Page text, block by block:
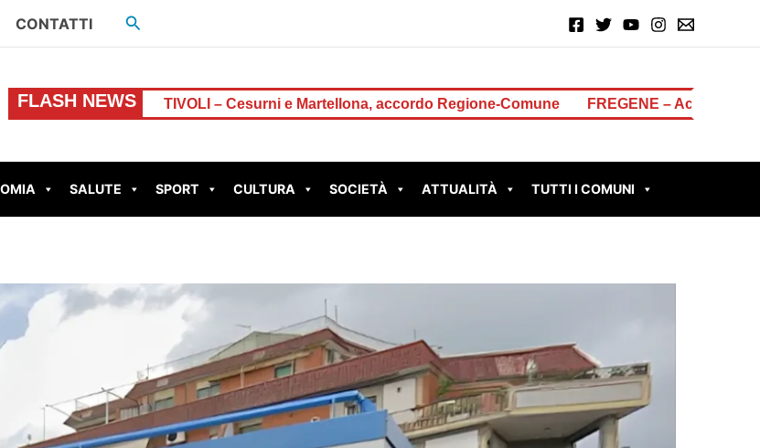
CONTATTI Cerca
FLASH NEWS
TIVOLI – Cesurni e Martellona, accordo Regione-Comune FREGENE – Accoltella il padre dopo una
SALUTE SPORT CULTURA SOCIETÀ ATTUALITÀ TUTTI I COMUNI